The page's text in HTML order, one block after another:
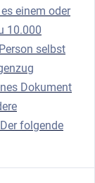
einem oder
10.000
selbst
Dokument
folgende